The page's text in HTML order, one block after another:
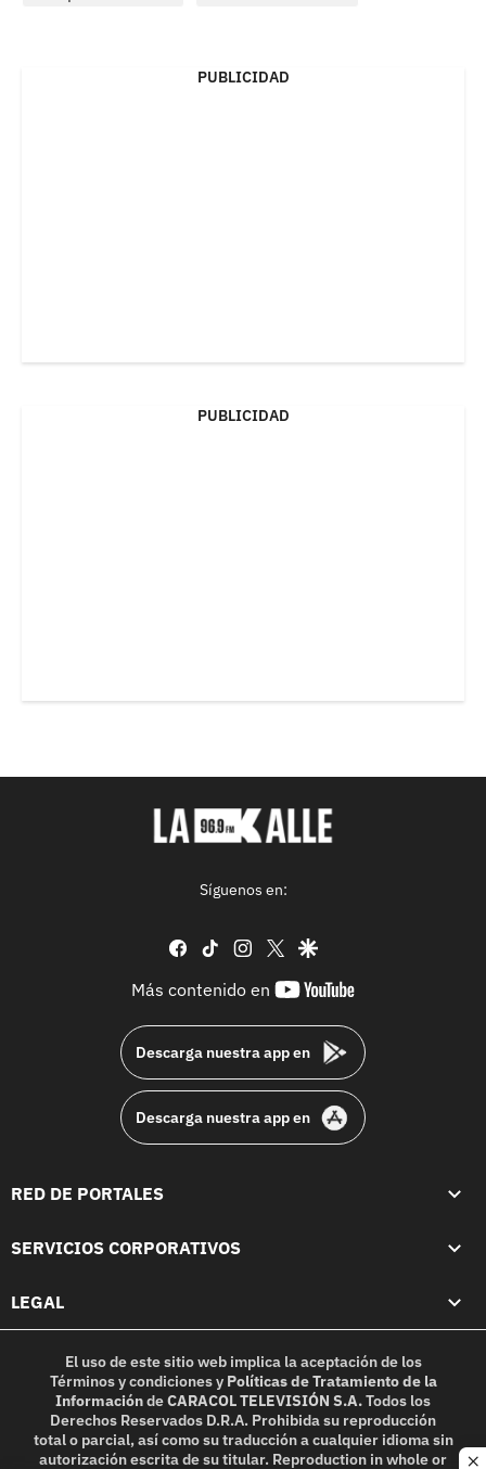
PUBLICIDAD
PUBLICIDAD
Síguenos en:
facebook
tiktok instagram
twittergoogle
Más contenido en
youtube-
Descarga nuestra app en
Descarga nuestra app en
RED DE PORTALES
SERVICIOS CORPORATIVOS
LEGAL
El uso de este sitio web implica la aceptación de los
Términos y condicionesy Políticas de Tratamiento de la
InformacióndeCARACOL TELEVISIÓN S.A.Todos los
Derechos Reservados D.R.A. Prohibida su reproducción
total o parcial, así como su traducción a cualquier idioma sin
autorización escrita de su titular. Reproduction in whole or